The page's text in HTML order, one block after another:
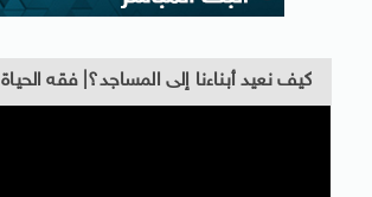
كيف نعيد أبناءنا إلى المساجد؟| فقه الحياة